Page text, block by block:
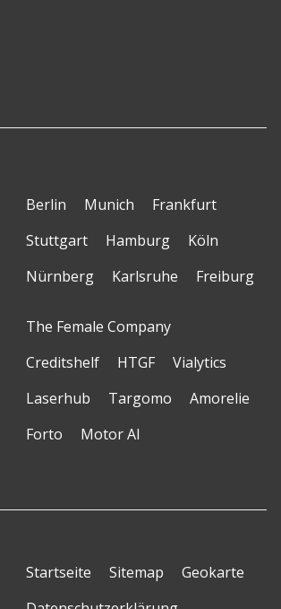
Berlin Munich
Frankfurt
Stuttgart
Hamburg
Köln
Nürnberg
Karlsruhe Freiburg
The Female Company
Creditshelf
HTGF
Vialytics
Laserhub
Targomo
Amorelie
Forto
Motor AI
Startseite Sitemap
Geokarte